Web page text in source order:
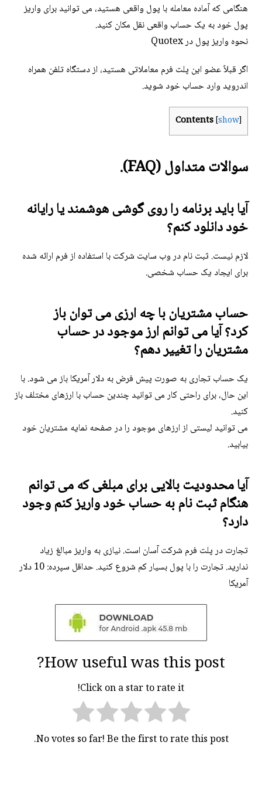
هنگامی که آماده معامله با پول واقعی هستید، می توانید برای واریز
پول خود به یک حساب واقعی نقل مکان کنید.
نحوه واریز پول در Quotex
اگر قبلاً عضو این پلت فرم معاملاتی هستید، از دستگاه تلفن همراه
اندروید وارد حساب خود شوید.
Contents[show]
سوالات متداول (FAQ).
آیا باید برنامه را روی گوشی هوشمند یا رایانه
خود دانلود کنم؟
لازم نیست. ثبت نام در وب سایت شرکت با استفاده از فرم ارائه شده
برای ایجاد یک حساب شخصی.
حساب مشتریان با چه ارزی می توان باز
کرد؟ آیا می توانم ارز موجود در حساب
مشتریان را تغییر دهم؟
یک حساب تجاری به صورت پیش فرض به دلار آمریکا باز می شود. با
این حال، برای راحتی کار می توانید چندین حساب با ارزهای مختلف باز
کنید.
می توانید لیستی از ارزهای موجود را در صفحه نمایه مشتریان خود
بیابید.
آیا محدودیت بالایی برای مبلغی که می توانم
هنگام ثبت نام به حساب خود واریز کنم وجود
دارد؟
تجارت در پلت فرم شرکت آسان است. نیازی به واریز مبالغ زیاد
ندارید. تجارت را با پول بسیار کم شروع کنید. حداقل سپرده: 10 دلار
آمریکا
How useful was this post?
Click on a star to rate it!
No votes so far! Be the first to rate this post.